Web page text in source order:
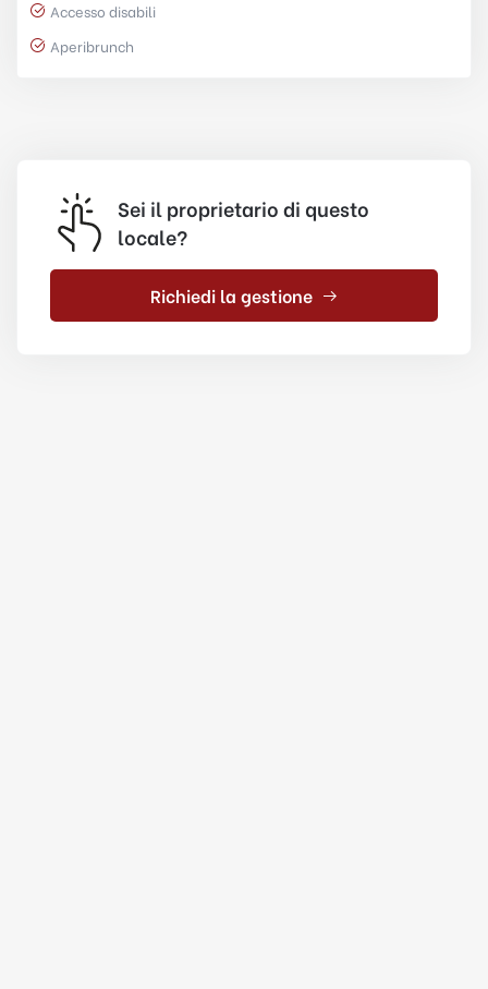
Accesso disabili
Aperibrunch
Sei il proprietario di questo
locale?
Richiedi la gestione